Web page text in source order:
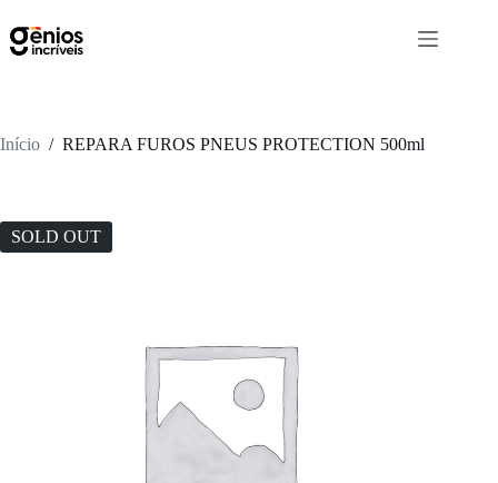
Início / REPARA FUROS PNEUS PROTECTION 500ml
SOLD OUT